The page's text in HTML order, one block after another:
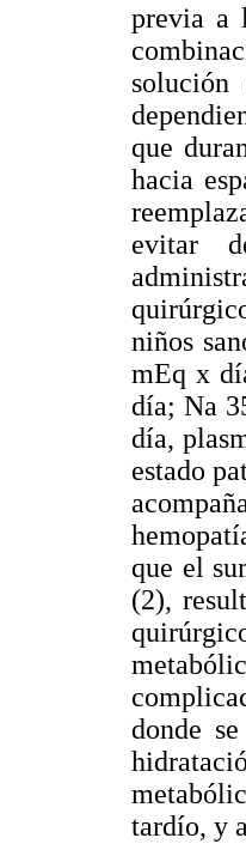
previa a
que
hacia
evitar
niños
mEq x
día; Na
día,
estado
que el
(2),
donde
tardío, y